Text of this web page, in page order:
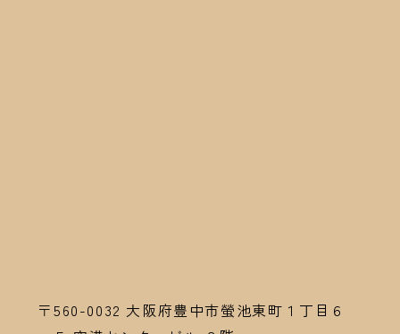
〒560-0032 大阪府豊中市螢池東町１丁目６